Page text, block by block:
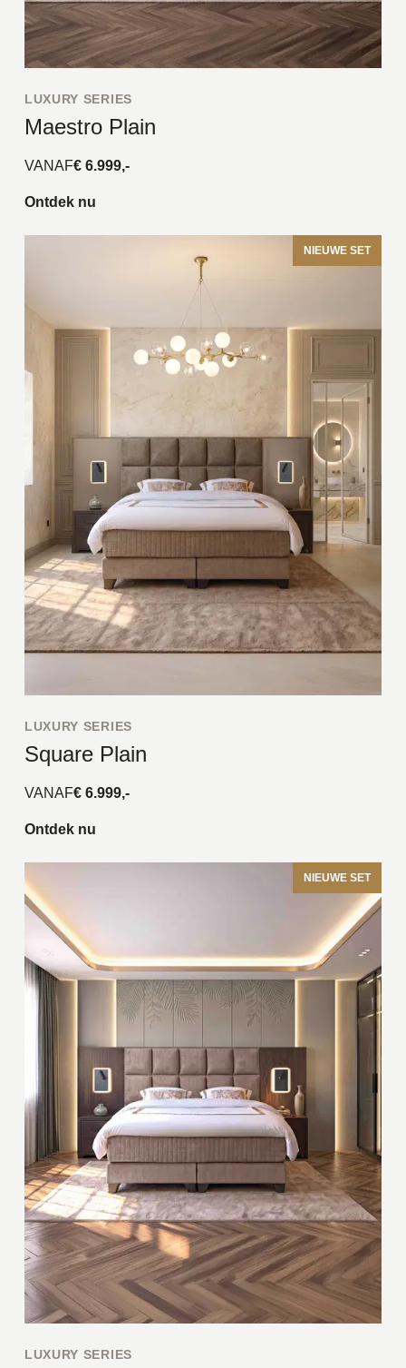
LUXURY SERIES
Maestro Plain
VANAF€ 6.999,-
Ontdek nu
NIEUWE SET
LUXURY SERIES
Square Plain
VANAF€ 6.999,-
Ontdek nu
NIEUWE SET
LUXURY SERIES